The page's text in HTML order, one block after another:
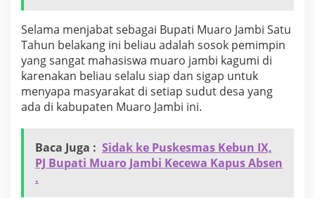
M
U
J
A
U
c
a
p
n
s
Selama menjabat sebagai Bupati Muaro Jambi Satu
Tahun belakang ini beliau adalah sosok pemimpin
yang sangat mahasiswa muaro jambi kagumi di
karenakan beliau selalu siap dan sigap untuk
menyapa masyarakat di setiap sudut desa yang
ada di kabupaten Muaro Jambi ini.
Baca Juga : Sidak ke Puskesmas Kebun IX,
PJ Bupati Muaro Jambi Kecewa Kapus Absen
.